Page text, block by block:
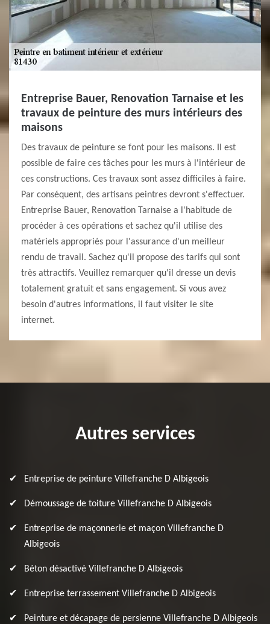
Entreprise Bauer, Renovation Tarnaise et les
travaux de peinture des murs intérieurs des
maisons
Des travaux de peinture se font pour les maisons. Il est
possible de faire ces tâches pour les murs à l'intérieur de
ces constructions. Ces travaux sont assez difficiles à faire.
Par conséquent, des artisans peintres devront s'effectuer.
Entreprise Bauer, Renovation Tarnaise a l'habitude de
procéder à ces opérations et sachez qu'il utilise des
matériels appropriés pour l'assurance d'un meilleur
rendu de travail. Sachez qu'il propose des tarifs qui sont
très attractifs. Veuillez remarquer qu'il dresse un devis
totalement gratuit et sans engagement. Si vous avez
besoin d'autres informations, il faut visiter le site
internet.
Autres services
Entreprise de peinture Villefranche D Albigeois
Démoussage de toiture Villefranche D Albigeois
Entreprise de maçonnerie et maçon Villefranche D
Albigeois
Béton désactivé Villefranche D Albigeois
Entreprise terrassement Villefranche D Albigeois
Peinture et décapage de persienne Villefranche D Albigeois